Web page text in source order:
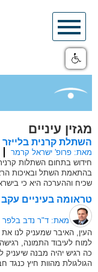
Skip
content
מגזין עיניים
השתלת קרנית בלייזר
מאת: פרופ' ישראל קרמר
חידוש בתחום השתלות
בהתאמת השתל ובאיכות
שכיח וההערכה היא כי
טראומה בעיניים
מאת: ד"ר נדב בלפר
העין, האיבר שמעניק לנו
למוח לעיבוד התמונה,
כה רגיש יהיה מבנה שיעניק
הגולגולת מהוות חיץ כנגד